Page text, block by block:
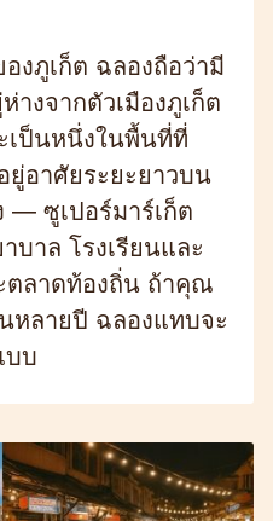
งภูเก็ต ฉลองถือว่ามี
างจากตัวเมืองภูเก็ต
เป็นหนึ่งในพื้นที่ที่
ยู่อาศัยระยะยาวบน
— ซูเปอร์มาร์เก็ต
บาล โรงเรียนและ
ตลาดท้องถิ่น ถ้าคุณ
หลายปี ฉลองแทบจะ
บบ